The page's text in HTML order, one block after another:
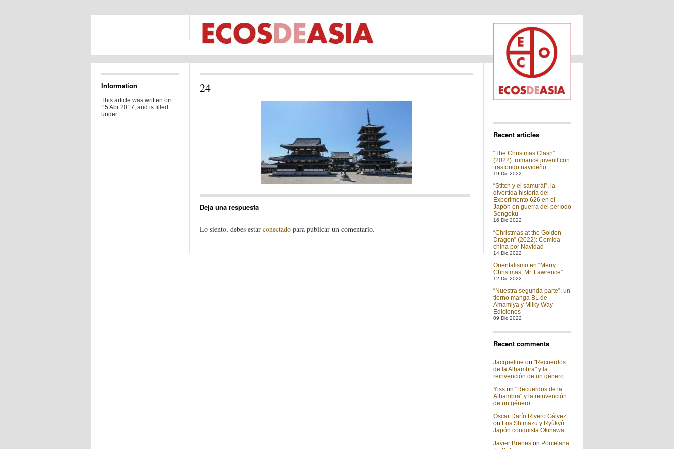
Information
This article was written on
15 Abr 2017, and is filled
under .
24
Deja una respuesta
Lo siento, debes estar conectado para publicar un comentario.
Recent articles
“The Christmas Clash”
(2022): romance juvenil con
trasfondo navideño
19 Dic 2022
“Stitch y el samurái”, la
divertida historia del
Experimento 626 en el
Japón en guerra del período
Sengoku
16 Dic 2022
“Christmas at the Golden
Dragon” (2022): Comida
china por Navidad
14 Dic 2022
Orientalismo en “Merry
Christmas, Mr. Lawrence”
12 Dic 2022
“Nuestra segunda parte”: un
tierno manga BL de
Amamiya y Milky Way
Ediciones
09 Dic 2022
Recent comments
Jacqueline on "Recuerdos
de la Alhambra" y la
reinvención de un género
Yiss on "Recuerdos de la
Alhambra" y la reinvención
de un género
Oscar Darío Rivero Gálvez
on Los Shimazu y Ryûkyû:
Japón conquista Okinawa
Javier Brenes on Porcelana